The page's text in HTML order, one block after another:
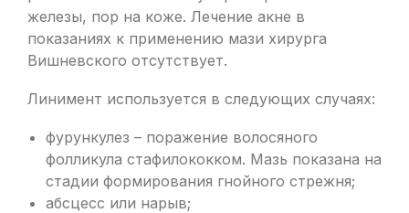
железы, пор на коже. Лечение акне в
показаниях к применению мази хирурга
Вишневского отсутствует.
Линимент используется в следующих случаях:
фурункулез – поражение волосяного
фолликула стафилококком. Мазь показана на
стадии формирования гнойного стрежня;
абсцесс или нарыв;